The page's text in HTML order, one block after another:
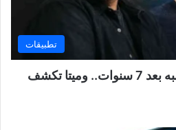
تطبيقات
رئيس واتساب يغادر منصبه بعد 7 سنوات.. وميتا تكشف